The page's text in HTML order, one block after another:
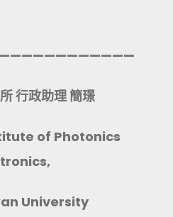
行政助理 簡璟
of Photonics
University